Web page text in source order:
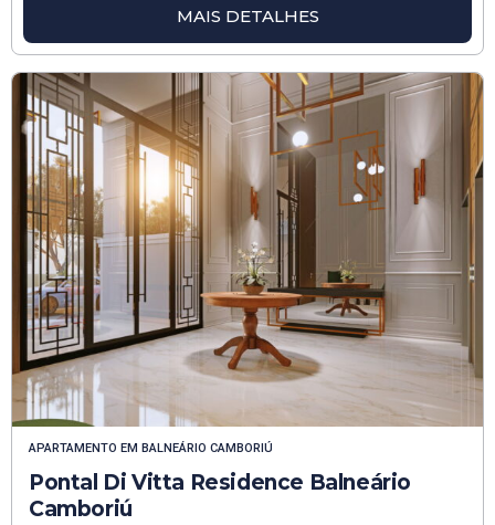
MAIS DETALHES
APARTAMENTO EM BALNEÁRIO CAMBORIÚ
Pontal Di Vitta Residence Balneário
Camboriú